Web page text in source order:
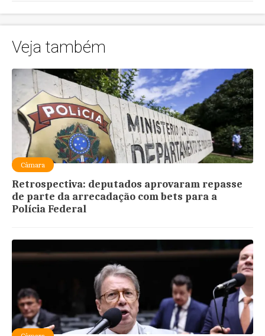
Veja também
Câmara
Retrospectiva: deputados aprovaram repasse
de parte da arrecadação com bets para a
Polícia Federal